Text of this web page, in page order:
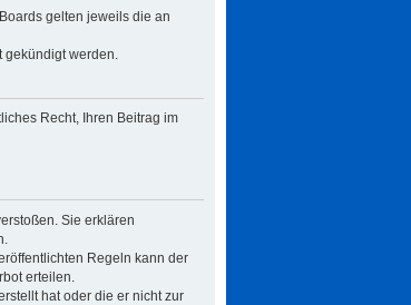
gelten jeweils die an
gekündigt werden.
Recht, Ihren Beitrag im
Sie erklären
Regeln kann der
erteilen.
hat oder die er nicht zur